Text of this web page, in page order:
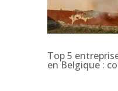
Top 5
en Belgique :